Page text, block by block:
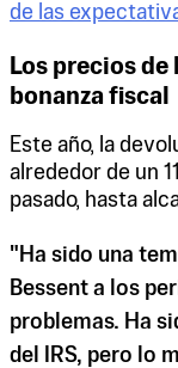
de las
Los precios
bonanza fiscal
Este año, la
alrededor de un
pasado, hasta
"Ha sido una
Bessent a los
problemas. Ha
del IRS, pero lo